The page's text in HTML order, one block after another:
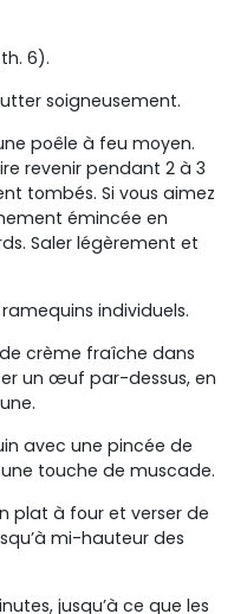
6).
soigneusement.
poêle à feu moyen.
revenir pendant 2 à 3
tombés. Si vous aimez
émincée en
Saler légèrement et
individuels.
crème fraîche dans
un œuf par-dessus, en
avec une pincée de
touche de muscade.
plat à four et verser de
mi-hauteur des
jusqu’à ce que les